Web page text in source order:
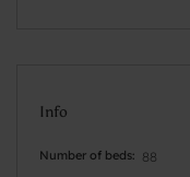
Info
Number of beds 88